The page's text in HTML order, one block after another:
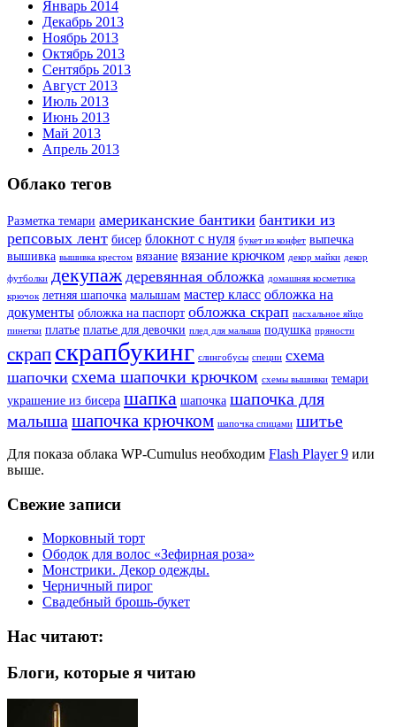
Январь 2014
Декабрь 2013
Ноябрь 2013
Октябрь 2013
Сентябрь 2013
Август 2013
Июль 2013
Июнь 2013
Май 2013
Апрель 2013
Облако тегов
Разметка темари американские бантики бантики из
репсовых лент бисер блокнот с нуля букет из конфет выпечка
вышивка вышивка крестом вязание вязание крючком декор майки декор
футболки декупаж деревянная обложка домашняя косметика
крючок летняя шапочка малышам мастер класс обложка на
документы обложка на паспорт обложка скрап пасхальное яйцо
пинетки платье платье для девочки плед для малыша подушка пряности
скрап скрапбукинг слингобусы специи схема
шапочки схема шапочки крючком схемы вышивки темари
украшение из бисера шапка шапочка шапочка для
малыша шапочка крючком шапочка спицами шитье
Для показа облака WP-Cumulus необходим Flash Player 9 или
выше.
Свежие записи
Морковный торт
Ободок для волос «Зефирная роза»
Монстрики. Декор одежды.
Черничный пирог
Свадебный брошь-букет
Нас читают:
Блоги, которые я читаю